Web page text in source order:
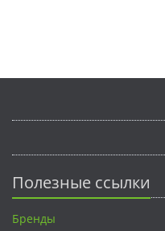
Полезные ссылки
Бренды